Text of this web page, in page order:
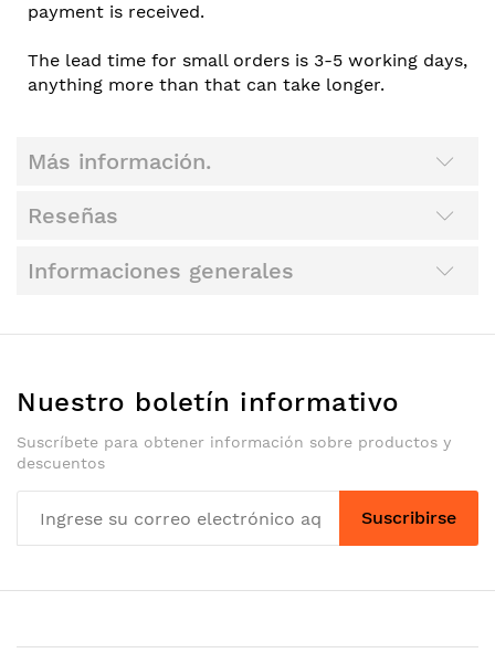
payment is received.
The lead time for small orders is 3-5 working days,
anything more than that can take longer.
Más información.
Reseñas
Informaciones generales
Nuestro boletín informativo
Suscríbete para obtener información sobre productos y
descuentos
Suscribirse